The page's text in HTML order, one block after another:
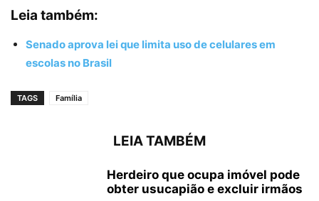
Leia também:
Senado aprova lei que limita uso de celulares em
escolas no Brasil
TAGS Família
LEIA TAMBÉM
Herdeiro que ocupa imóvel pode
obter usucapião e excluir irmãos